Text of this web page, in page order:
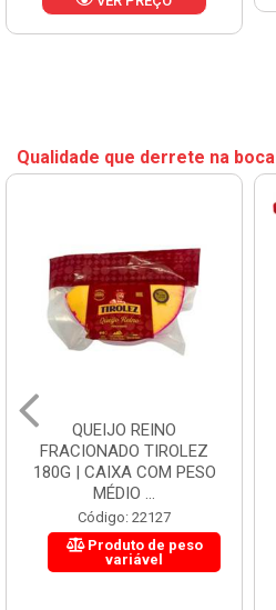
Qualidade que derrete na boca
QUEIJO REINO
FRACIONADO TIROLEZ
180G | CAIXA COM PESO
MÉDIO ...
Código: 22127
Produto de peso
variável